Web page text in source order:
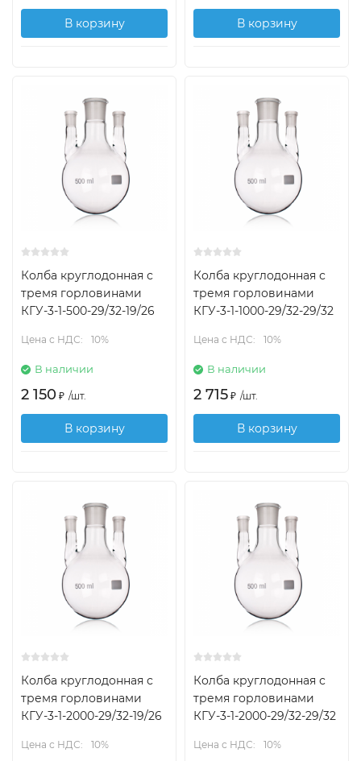
В корзину В корзину
Колба круглодонная с
тремя горловинами
КГУ-3-1-500-29/32-19/26
Цена с НДС: 10%
В наличии
2 150 ₽ /шт.
В корзину
Колба круглодонная с
тремя горловинами
КГУ-3-1-1000-29/32-29/32
Цена с НДС: 10%
В наличии
2 715 ₽ /шт.
В корзину
Колба круглодонная с
тремя горловинами
КГУ-3-1-2000-29/32-19/26
Цена с НДС: 10%
Колба круглодонная с
тремя горловинами
КГУ-3-1-2000-29/32-29/32
Цена с НДС: 10%